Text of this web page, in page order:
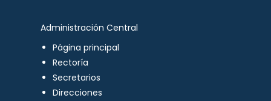
Administración Central
Página principal
Rectoría
Secretarios
Direcciones